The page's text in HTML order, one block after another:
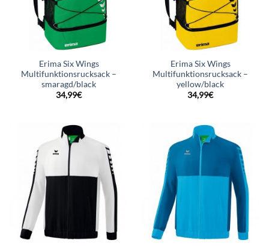
Erima Six Wings
Multifunktionsrucksack –
smaragd/black
34,99€
Erima Six Wings
Multifunktionsrucksack –
yellow/black
34,99€